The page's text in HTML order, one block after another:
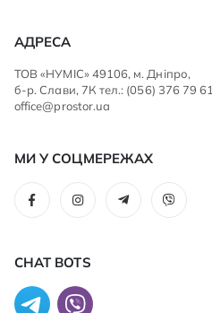
АДРЕСА
ТОВ «НУМІС» 49106, м. Дніпро,
б-р. Слави, 7К тел.: (056) 376 79 61
office@prostor.ua
МИ У СОЦМЕРЕЖАХ
CHAT BOTS